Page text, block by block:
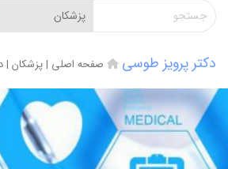
دکتر پرویز طوسی صفحه اصلی |پزشکان |